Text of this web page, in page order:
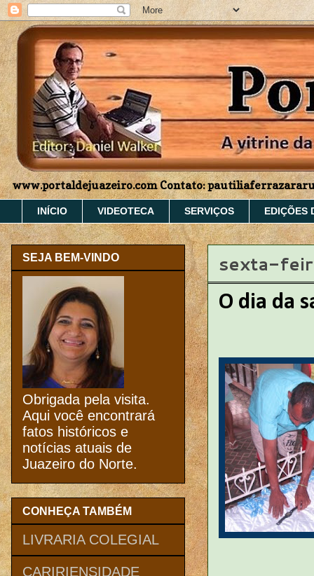
www.portaldejuazeiro.com Contato:
INÍCIO VIDEOTECA SERVIÇOS EDIÇÕES
sexta-
O dia da
SEJA BEM-VINDO
Obrigada pela visita.
Aqui você encontrará
fatos históricos e
notícias atuais de
Juazeiro do Norte.
CONHEÇA TAMBÉM
LIVRARIA COLEGIAL
CARIRIENSIDADE